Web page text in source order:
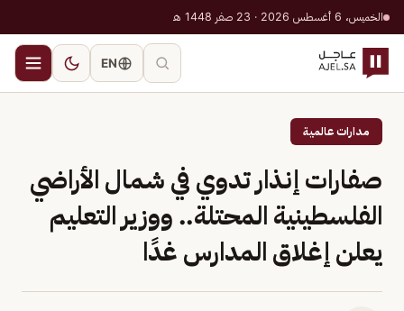
الخميس، 6 أغسطس 2026 · 23 صفر 1448 هـ
EN
مدارات عالمية
صفارات إنذار تدوي في شمال الأراضي
الفلسطينية المحتلة.. ووزير التعليم
يعلن إغلاق المدارس غدًا